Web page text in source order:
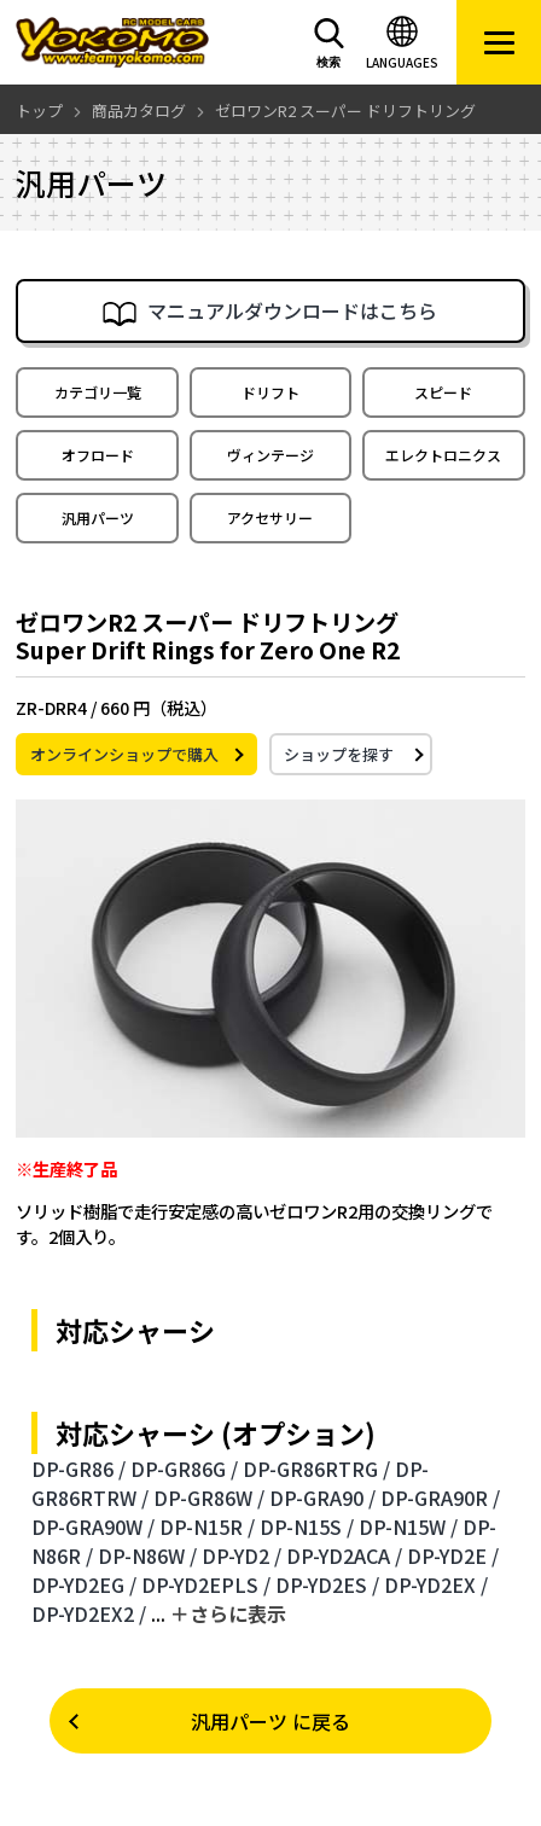
LANGUAGES
検索
トップ 商品カタログ ゼロワンR2 スーパー ドリフトリング
汎用パーツ
マニュアルダウンロードはこちら
カテゴリ一覧 ドリフト スピード
オフロード ヴィンテージ エレクトロニクス
汎用パーツ アクセサリー
ゼロワンR2 スーパー ドリフトリング
Super Drift Rings for Zero One R2
ZR-DRR4 / 660 円（税込）
オンラインショップで購入 ショップを探す
※生産終了品
ソリッド樹脂で走行安定感の高いゼロワンR2用の交換リングで
す。2個入り。
対応シャーシ
対応シャーシ (オプション)
DP-GR86 / DP-GR86G / DP-GR86RTRG / DP-
GR86RTRW / DP-GR86W / DP-GRA90 / DP-GRA90R /
DP-GRA90W / DP-N15R / DP-N15S / DP-N15W / DP-
N86R / DP-N86W / DP-YD2 / DP-YD2ACA / DP-YD2E /
DP-YD2EG / DP-YD2EPLS / DP-YD2ES / DP-YD2EX /
DP-YD2EX2 / ... ＋さらに表⽰
汎用パーツ に戻る